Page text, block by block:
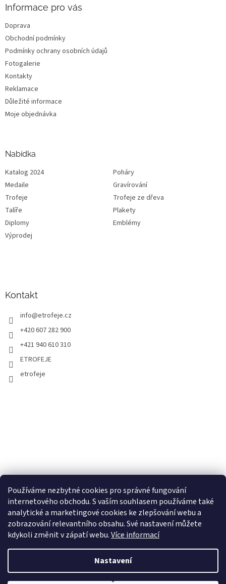
Používáme nezbytné cookies pro správné fungování
internetového obchodu. S vaším souhlasem používáme také
analytické a marketingové cookies ke zlepšování webu a
zobrazování relevantního obsahu. Své nastavení můžete
kdykoli změnit v zápatí webu.Více informací
Nastavení
Informace pro vás
Doprava
Obchodní podmínky
Podmínky ochrany osobních údajů
Fotogalerie
Kontakty
Reklamace
Důležité informace
Moje objednávka
Nabídka
Katalog 2024
Poháry
Medaile
Gravírování
Trofeje
Trofeje ze dřeva
Talíře
Plakety
Diplomy
Emblémy
Výprodej
Kontakt
info@etrofeje.cz
+420 607 282 900
+421 940 610 310
ETROFEJE
etrofeje